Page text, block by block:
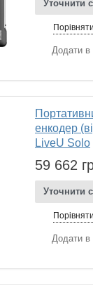
Уточнити
Порівняти
Додати в
енкодер
LiveU Solo
59 662
Уточнити
Порівняти
Додати в